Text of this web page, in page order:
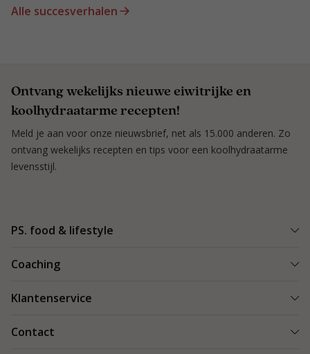
Alle succesverhalen
Ontvang wekelijks nieuwe eiwitrijke en
koolhydraatarme recepten!
Meld je aan voor onze nieuwsbrief, net als 15.000 anderen. Zo
ontvang wekelijks recepten en tips voor een koolhydraatarme
levensstijl.
PS. food & lifestyle
Re-boost pakket
Coaching
Blog & Tips
Klantenservice
Contact